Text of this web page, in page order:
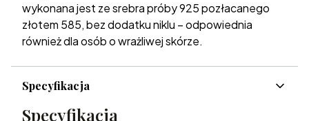
wykonana jest ze srebra próby 925 pozłacanego
złotem 585, bez dodatku niklu – odpowiednia
również dla osób o wrażliwej skórze.
Specyfikacja
Specyfikacja